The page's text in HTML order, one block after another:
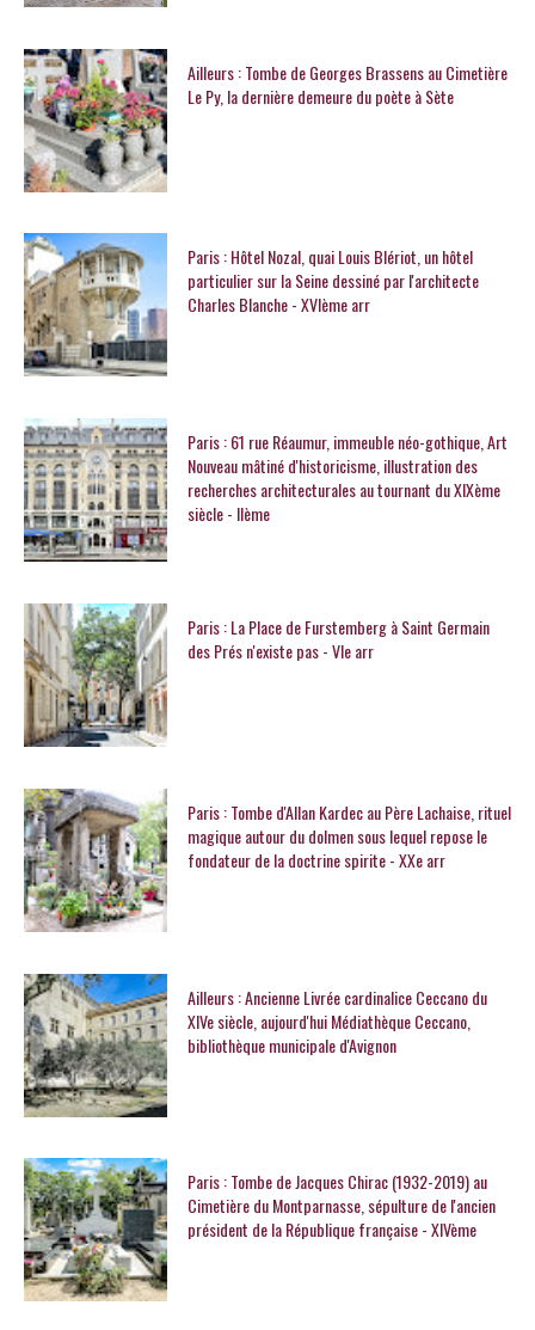
Ailleurs : Tombe de Georges Brassens au Cimetière
Le Py, la dernière demeure du poète à Sète
Paris : Hôtel Nozal, quai Louis Blériot, un hôtel
particulier sur la Seine dessiné par l'architecte
Charles Blanche - XVIème arr
Paris : 61 rue Réaumur, immeuble néo-gothique, Art
Nouveau mâtiné d'historicisme, illustration des
recherches architecturales au tournant du XIXème
siècle - IIème
Paris : La Place de Furstemberg à Saint Germain
des Prés n'existe pas - VIe arr
Paris : Tombe d'Allan Kardec au Père Lachaise, rituel
magique autour du dolmen sous lequel repose le
fondateur de la doctrine spirite - XXe arr
Ailleurs : Ancienne Livrée cardinalice Ceccano du
XIVe siècle, aujourd'hui Médiathèque Ceccano,
bibliothèque municipale d'Avignon
Paris : Tombe de Jacques Chirac (1932-2019) au
Cimetière du Montparnasse, sépulture de l'ancien
président de la République française - XIVème